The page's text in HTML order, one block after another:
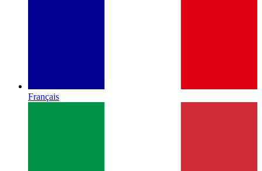
Français